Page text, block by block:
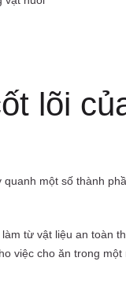
lõi
một số thành
từ vật liệu an toàn
việc cho ăn trong